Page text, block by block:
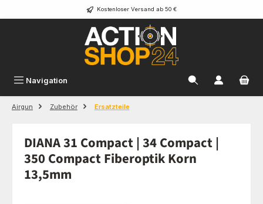
Zum Hauptinhalt springen Kostenloser Versand ab 50 €
Navigation
Airgun Zubehör Ersatzteile
DIANA 31 Compact | 34 Compact |
350 Compact Fiberoptik Korn
13,5mm